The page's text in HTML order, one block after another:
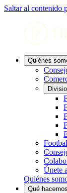
Saltar al contenido
Quiénes
Únete
Quiénes
Qué hacemos